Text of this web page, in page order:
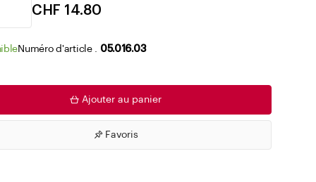
CHF 14.80
Numéro d'article . 05.016.03
Ajouter au panier
Favoris